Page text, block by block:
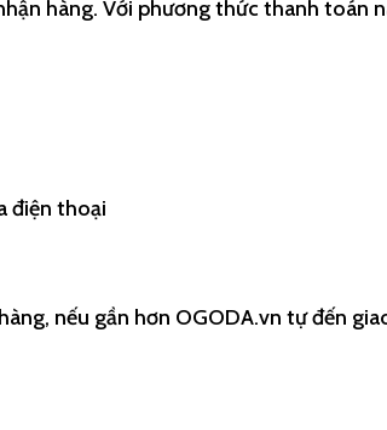
hàng. Với phương thức thanh toán
điện thoại
nếu gần hơn OGODA.vn tự đến